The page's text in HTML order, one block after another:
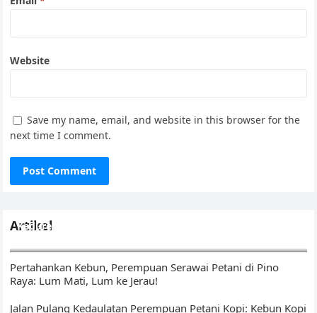
Website
Save my name, email, and website in this browser for the
next time I comment.
Artikel
Kedurei Kawo: Ikhtiar Menunaikan Amanat di Kebun Kopi
Pertahankan Kebun, Perempuan Serawai Petani di Pino
Raya: Lum Mati, Lum ke Jerau!
Jalan Pulang Kedaulatan Perempuan Petani Kopi: Kebun Kopi